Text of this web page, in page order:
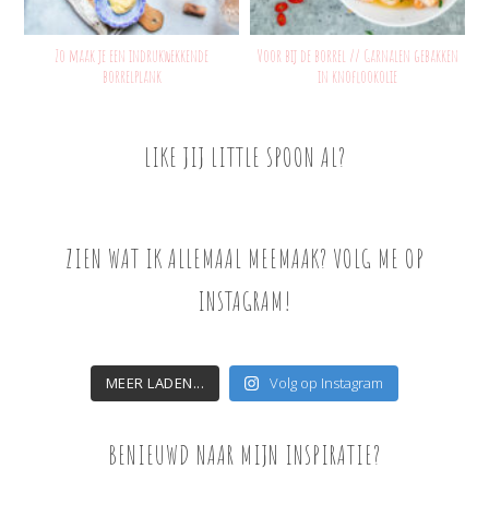
Zo maak je een indrukwekkende
borrelplank
Voor bij de borrel // Garnalen gebakken
in knoflookolie
LIKE JIJ LITTLE SPOON AL?
ZIEN WAT IK ALLEMAAL MEEMAAK? VOLG ME OP
INSTAGRAM!
MEER LADEN... Volg op Instagram
BENIEUWD NAAR MIJN INSPIRATIE?